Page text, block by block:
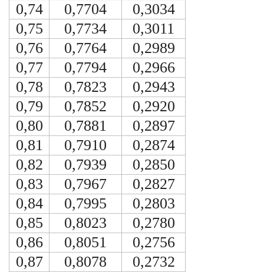
0,74
0,7704
0,3034
0,75
0,7734
0,3011
0,76
0,7764
0,2989
0,77
0,7794
0,2966
0,78
0,7823
0,2943
0,79
0,7852
0,2920
0,80
0,7881
0,2897
0,81
0,7910
0,2874
0,82
0,7939
0,2850
0,83
0,7967
0,2827
0,84
0,7995
0,2803
0,85
0,8023
0,2780
0,86
0,8051
0,2756
0,87
0,8078
0,2732